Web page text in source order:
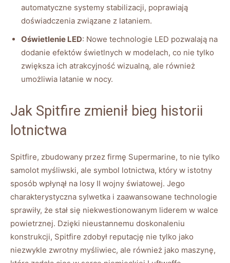
automatyczne systemy stabilizacji, poprawiają
doświadczenia związane z lataniem.
Oświetlenie LED: Nowe technologie LED pozwalają na
dodanie efektów świetlnych w modelach, co nie tylko
zwiększa ich atrakcyjność wizualną, ale również
umożliwia latanie w nocy.
Jak Spitfire zmienił bieg historii
lotnictwa
Spitfire, zbudowany przez firmę Supermarine, to nie tylko
samolot myśliwski, ale symbol lotnictwa, który w istotny
sposób wpłynął na losy II wojny światowej. Jego
charakterystyczna sylwetka i zaawansowane technologie
sprawiły, że stał się niekwestionowanym liderem w walce
powietrznej. Dzięki nieustannemu doskonaleniu
konstrukcji, Spitfire zdobył reputację nie tylko jako
niezwykle zwrotny myśliwiec, ale również jako maszynę,